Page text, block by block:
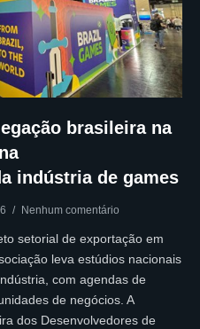
brasileira na
indústria de games
Nenhum comentário
setorial de exportação em
leva estúdios nacionais
com agendas de
de negócios. A
dos Desenvolvedores de